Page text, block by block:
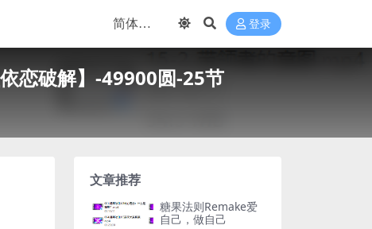
登录
恋破解】-49900圆-25节
文章推荐
糖果法则Remake爱
自己，做自己